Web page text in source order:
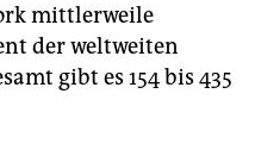
mittlerweile
der weltweiten
gibt es 154 bis 435